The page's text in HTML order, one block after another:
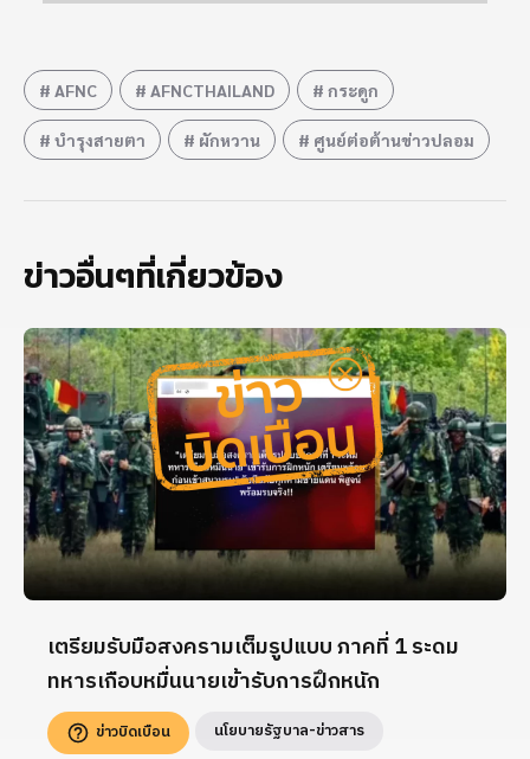
AFNC AFNCTHAILAND กระดูก
บำรุงสายตา ผักหวาน ศูนย์ต่อต้านข่าวปลอม
ข่าวอื่นๆที่เกี่ยวข้อง
เตรียมรับมือสงครามเต็มรูปแบบ ภาคที่ 1 ระดม
ทหารเกือบหมื่นนายเข้ารับการฝึกหนัก
ข่าวบิดเบือน นโยบายรัฐบาล-ข่าวสาร